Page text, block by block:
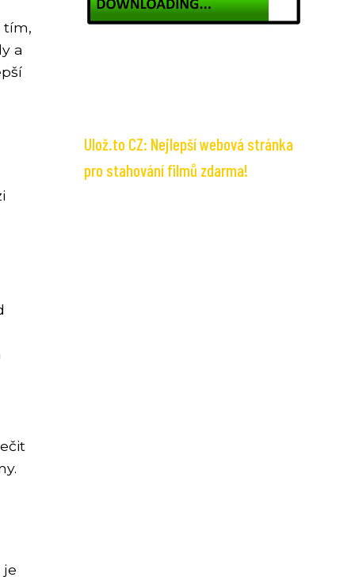
tím,
a
je
Ulož.to CZ: Nejlepší webová stránka
pro stahování filmů zdarma!